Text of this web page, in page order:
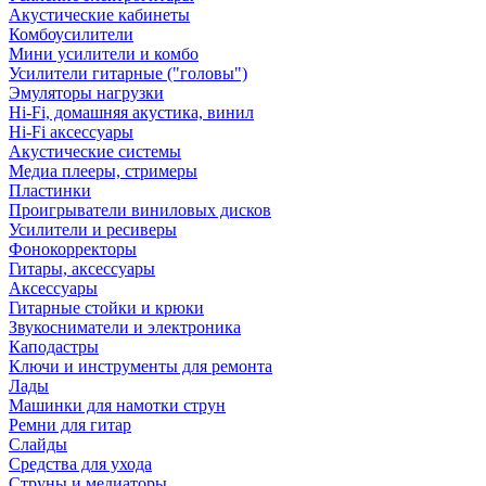
Акустические кабинеты
Комбоусилители
Мини усилители и комбо
Усилители гитарные ("головы")
Эмуляторы нагрузки
Hi-Fi, домашняя акустика, винил
Hi-Fi аксессуары
Акустические системы
Медиа плееры, стримеры
Пластинки
Проигрыватели виниловых дисков
Усилители и ресиверы
Фонокорректоры
Гитары, аксессуары
Аксессуары
Гитарные стойки и крюки
Звукосниматели и электроника
Каподастры
Ключи и инструменты для ремонта
Лады
Машинки для намотки струн
Ремни для гитар
Слайды
Средства для ухода